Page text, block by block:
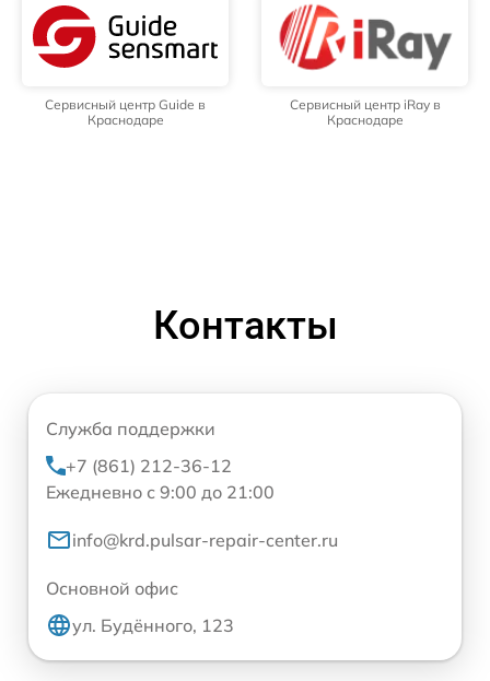
Сервисный центр Guide в
Краснодаре
Сервисный центр iRay в
Краснодаре
Контакты
Служба поддержки
+7 (861) 212-36-12
Ежедневно с 9:00 до 21:00
info@krd.pulsar-repair-center.ru
Основной офис
ул. Будённого, 123